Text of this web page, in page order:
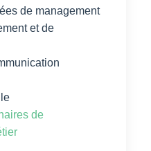
de management
et de
de